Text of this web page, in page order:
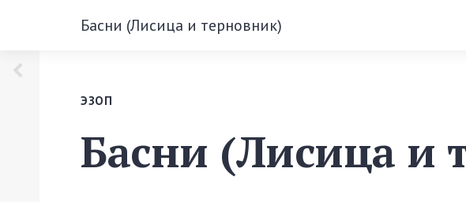
Басни (Лисица и терновник)
ЭЗОП
Басни (Лисица и